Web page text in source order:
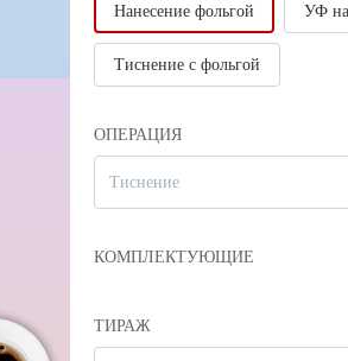
Нанесение фольгой УФ
Тиснение с фольгой
ОПЕРАЦИЯ
Тиснение
КОМПЛЕКТУЮЩИЕ
ТИРАЖ